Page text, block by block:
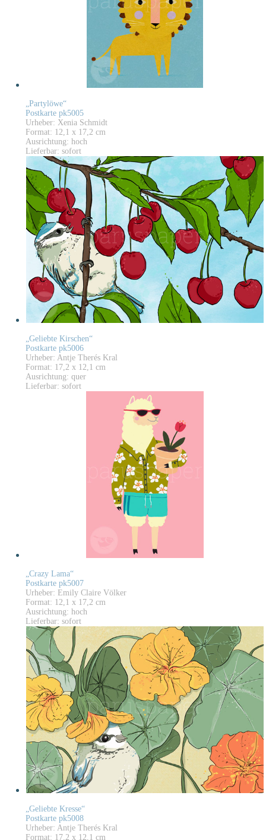
„Partylöwe“
Postkarte pk5005
Urheber: Xenia Schmidt
Format: 12,1 x 17,2 cm
Ausrichtung: hoch
Lieferbar: sofort
„Geliebte Kirschen“
Postkarte pk5006
Urheber: Antje Therés Kral
Format: 17,2 x 12,1 cm
Ausrichtung: quer
Lieferbar: sofort
„Crazy Lama“
Postkarte pk5007
Urheber: Emily Claire Völker
Format: 12,1 x 17,2 cm
Ausrichtung: hoch
Lieferbar: sofort
„Geliebte Kresse“
Postkarte pk5008
Urheber: Antje Therés Kral
Format: 17,2 x 12,1 cm